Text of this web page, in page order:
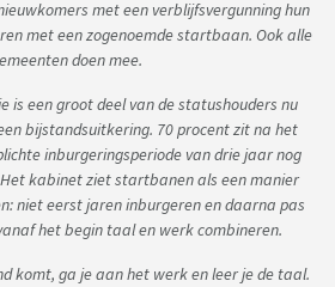
met een verblijfsvergunning hun
met een zogenoemde startbaan. Ook alle
doen mee.
is een groot deel van de statushouders nu
bijstandsuitkering. 70 procent zit na het
inburgeringsperiode van drie jaar nog
kabinet ziet startbanen als een manier
niet eerst jaren inburgeren en daarna pas
het begin taal en werk combineren.
komt, ga je aan het werk en leer je de taal.